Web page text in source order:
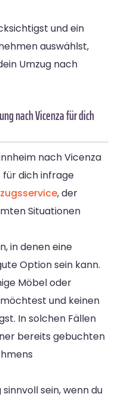
und ein
auswählst,
Umzug nach
nach Vicenza für dich
nach Vicenza
für dich infrage
, der
Situationen
in denen eine
Option sein kann.
Möbel oder
möchtest und keinen
In solchen Fällen
bereits gebuchten
sein, wenn du